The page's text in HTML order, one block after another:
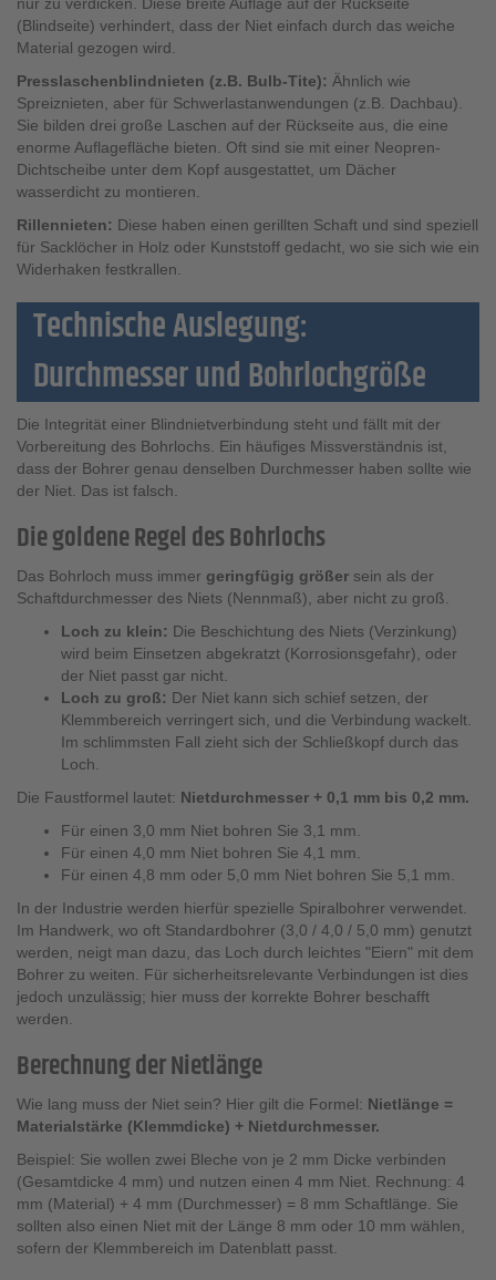
(Blindseite) verhindert, dass der Niet einfach durch das weiche
Material gezogen wird.
Presslaschenblindnieten (z.B. Bulb-Tite): Ähnlich wie
Spreiznieten, aber für Schwerlastanwendungen (z.B. Dachbau).
Sie bilden drei große Laschen auf der Rückseite aus, die eine
enorme Auflagefläche bieten. Oft sind sie mit einer Neopren-
Dichtscheibe unter dem Kopf ausgestattet, um Dächer
wasserdicht zu montieren.
Rillennieten: Diese haben einen gerillten Schaft und sind speziell
für Sacklöcher in Holz oder Kunststoff gedacht, wo sie sich wie ein
Widerhaken festkrallen.
Technische Auslegung:
Durchmesser und Bohrlochgröße
Die Integrität einer Blindnietverbindung steht und fällt mit der
Vorbereitung des Bohrlochs. Ein häufiges Missverständnis ist,
dass der Bohrer genau denselben Durchmesser haben sollte wie
der Niet. Das ist falsch.
Die goldene Regel des Bohrlochs
Das Bohrloch muss immer geringfügig größer sein als der
Schaftdurchmesser des Niets (Nennmaß), aber nicht zu groß.
Loch zu klein: Die Beschichtung des Niets (Verzinkung)
wird beim Einsetzen abgekratzt (Korrosionsgefahr), oder
der Niet passt gar nicht.
Loch zu groß: Der Niet kann sich schief setzen, der
Klemmbereich verringert sich, und die Verbindung wackelt.
Im schlimmsten Fall zieht sich der Schließkopf durch das
Loch.
Die Faustformel lautet: Nietdurchmesser + 0,1 mm bis 0,2 mm.
Für einen 3,0 mm Niet bohren Sie 3,1 mm.
Für einen 4,0 mm Niet bohren Sie 4,1 mm.
Für einen 4,8 mm oder 5,0 mm Niet bohren Sie 5,1 mm.
In der Industrie werden hierfür spezielle Spiralbohrer verwendet.
Im Handwerk, wo oft Standardbohrer (3,0 / 4,0 / 5,0 mm) genutzt
werden, neigt man dazu, das Loch durch leichtes "Eiern" mit dem
Bohrer zu weiten. Für sicherheitsrelevante Verbindungen ist dies
jedoch unzulässig; hier muss der korrekte Bohrer beschafft
werden.
Berechnung der Nietlänge
Wie lang muss der Niet sein? Hier gilt die Formel: Nietlänge =
Materialstärke (Klemmdicke) + Nietdurchmesser.
Beispiel: Sie wollen zwei Bleche von je 2 mm Dicke verbinden
(Gesamtdicke 4 mm) und nutzen einen 4 mm Niet. Rechnung: 4
mm (Material) + 4 mm (Durchmesser) = 8 mm Schaftlänge. Sie
sollten also einen Niet mit der Länge 8 mm oder 10 mm wählen,
sofern der Klemmbereich im Datenblatt passt.